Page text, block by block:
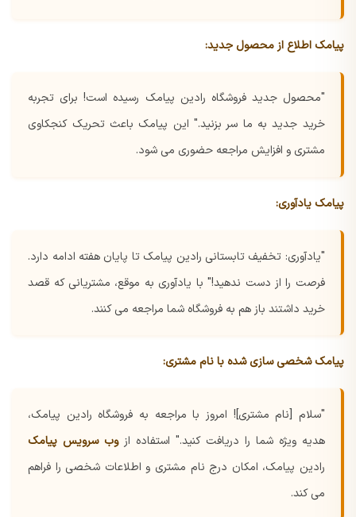
پیامک اطلاع از محصول جدید:
"محصول جدید فروشگاه رادین پیامک رسیده است! برای تجربه
خرید جدید به ما سر بزنید." این پیامک باعث تحریک کنجکاوی
مشتری و افزایش مراجعه حضوری می شود.
پیامک یادآوری:
"یادآوری: تخفیف تابستانی رادین پیامک تا پایان هفته ادامه دارد.
فرصت را از دست ندهید!"با یادآوری به موقع، مشتریانی که قصد
خرید داشتند باز هم به فروشگاه شما مراجعه می کنند.
پیامک شخصی سازی شده با نام مشتری:
"سلام [نام مشتری]! امروز با مراجعه به فروشگاه رادین پیامک،
هدیه ویژه شما را دریافت کنید." استفاده ازوب سرویس پیامک
رادین پیامک، امکان درج نام مشتری و اطلاعات شخصی را فراهم
می کند.